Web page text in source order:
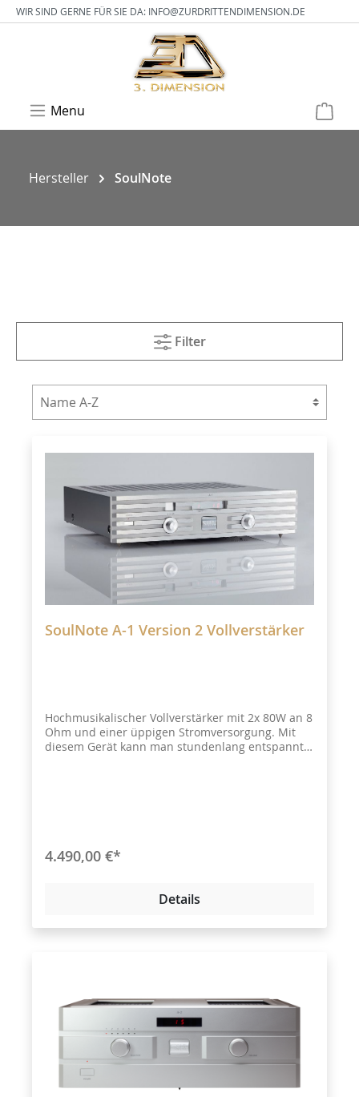
WIR SIND GERNE FÜR SIE DA: INFO@ZURDRITTENDIMENSION.DE
Menu
Hersteller SoulNote
Filter
SoulNote A-1 Version 2 Vollverstärker
Hochmusikalischer Vollverstärker mit 2x 80W an 8
Ohm und einer üppigen Stromversorgung. Mit
diesem Gerät kann man stundenlang entspannt
4.490,00 €*
Details